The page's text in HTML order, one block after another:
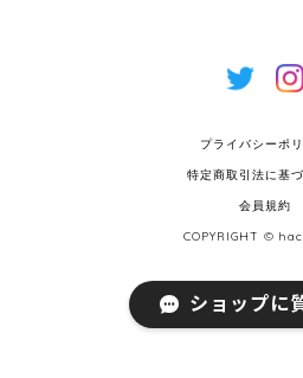
プライバシーポ
特定商取引法に基
会員規約
COPYRIGHT ©
ショップに